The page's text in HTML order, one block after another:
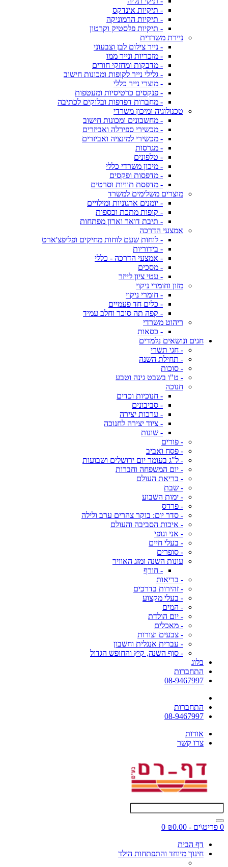
- תיקיות אינדקס
- תיקיות הרמוניקה
- תיקיות פלסטיק וקרטון
ניירת משרדית
- נייר צילום לבן וצבעוני
- מזכריות ונייר ממו
- מדבקות ומחזקי חורים
- גלילי נייר לקופות ומכונות חישוב
- מוצרי נייר כללי
- פנקסים כרטיסיות ומעטפות
- מחברות דפדפות ובלוקים לכתיבה
טכנולוגיה ומיכון משרדי
- מחשבונים ומכונות חישוב
- מכשירי ספירלה ואביזרים
- מכשירי למינציה ואביזרים
- מגרסות
- טלפונים
- מיכון משרדי כללי
- מדפסות ופקסים
- מדפסת תוויות וסרטים
מוצרים משלימים למשרד
- יומנים ארגוניות ומילויים
- קופות מתכת וכספות
- תיבת דואר וארון מפתחות
אמצעי הדרכה
- לוחות שעם לוחות מחיקים ופליפצ'ארט
- בידוריות
- אמצעי הדרכה - כללי
- מסכים
- עטי ציון לייזר
מזון וחומרי ניקוי
- חומרי ניקוי
- כלים חד פעמיים
- קפה תה סוכר וחלב עמיד
ריהוט משרדי
- כסאות
חגים ונושאים נלמדים
- חגי תשרי
- תחילת השנה
- סוכות
- ט"ו בשבט גינה וטבע
חנוכה
- חנוכיות וכדים
- סביבונים
- ערכות יצירה
- ציוד יצירה לחנוכה
- שונות
- פורים
- פסח ואביב
- ל"ג בעומר יום ירושלים ושבועות
- יום המשפחה וחברות
- בריאת העולם
- שבת
- ימות השבוע
- פרדס
- סדר יום: בוקר צהרים ערב ולילה
- איכות הסביבה והעולם
- אני וגופי
- בעלי חיים
- סופרים
עונות השנה ומזג האוויר
- חורף
- בריאות
- זהירות בדרכים
- בעלי מקצוע
- המים
- יום הולדת
- מאכלים
- צבעים וצורות
- עברית אנגלית וחשבון
- סוף השנה, קיץ והחופש הגדול
בלוג
התחברות
08-9467997
התחברות
08-9467997
אודות
צרו קשר
0 פריט\ים - ₪0.00
0
דף הבית
חינוך מיוחד והתפתחות הילד